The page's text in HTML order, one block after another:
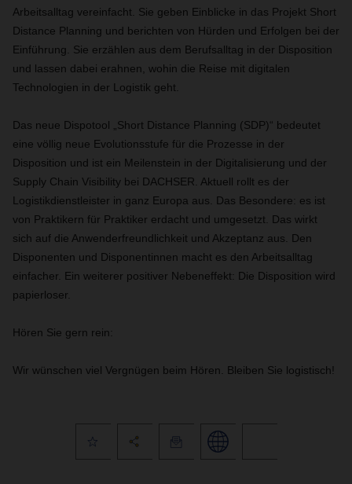
Arbeitsalltag vereinfacht. Sie geben Einblicke in das Projekt Short
Distance Planning und berichten von Hürden und Erfolgen bei der
Einführung. Sie erzählen aus dem Berufsalltag in der Disposition
und lassen dabei erahnen, wohin die Reise mit digitalen
Technologien in der Logistik geht.
Das neue Dispotool „Short Distance Planning (SDP)“ bedeutet
eine völlig neue Evolutionsstufe für die Prozesse in der
Disposition und ist ein Meilenstein in der Digitalisierung und der
Supply Chain Visibility bei DACHSER. Aktuell rollt es der
Logistikdienstleister in ganz Europa aus. Das Besondere: es ist
von Praktikern für Praktiker erdacht und umgesetzt. Das wirkt
sich auf die Anwenderfreundlichkeit und Akzeptanz aus. Den
Disponenten und Disponentinnen macht es den Arbeitsalltag
einfacher. Ein weiterer positiver Nebeneffekt: Die Disposition wird
papierloser.
Hören Sie gern rein:
Wir wünschen viel Vergnügen beim Hören. Bleiben Sie logistisch!